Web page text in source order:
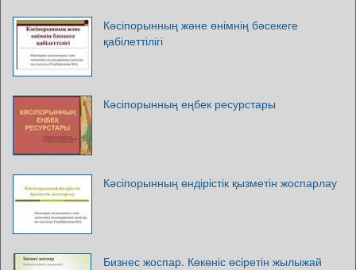
Кәсіпорынның және өнімнің бәсекеге
қабілеттілігі
Кәсіпорынның еңбек ресурстары
Кәсіпорынның өндірістік қызметін жоспарлау
Бизнес жоспар. Көкөніс өсіретін жылыжай